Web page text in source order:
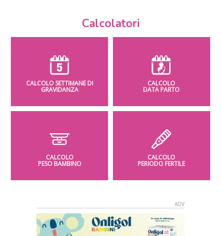
Calcolatori
CALCOLO SETTIMANE DI
GRAVIDANZA
CALCOLO
DATA PARTO
CALCOLO
PESO BAMBINO
CALCOLO
PERIODO FERTILE